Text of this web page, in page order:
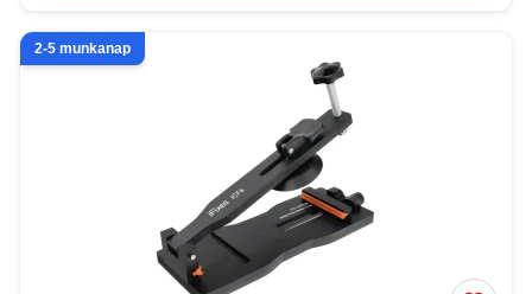
2-5 munkanap